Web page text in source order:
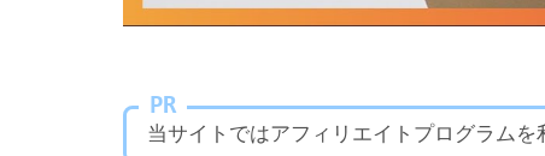
PR
当サイトではアフィリエイトプログラムを